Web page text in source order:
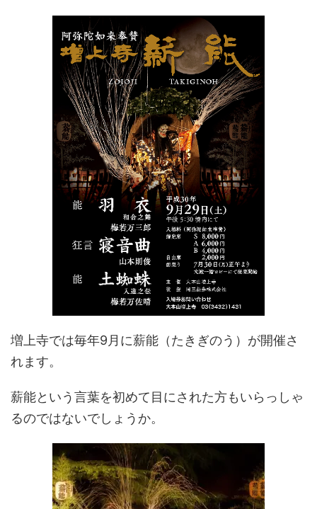
増上寺では毎年9月に薪能（たきぎのう）が開催さ
れます。
薪能という言葉を初めて目にされた方もいらっしゃ
るのではないでしょうか。